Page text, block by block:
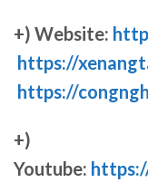
+) Website:
https://
https://
+)
Youtube: